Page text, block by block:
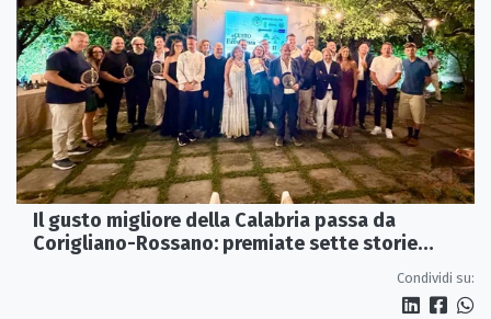
Il gusto migliore della Calabria passa da
Corigliano-Rossano: premiate sette storie
Condividi su: